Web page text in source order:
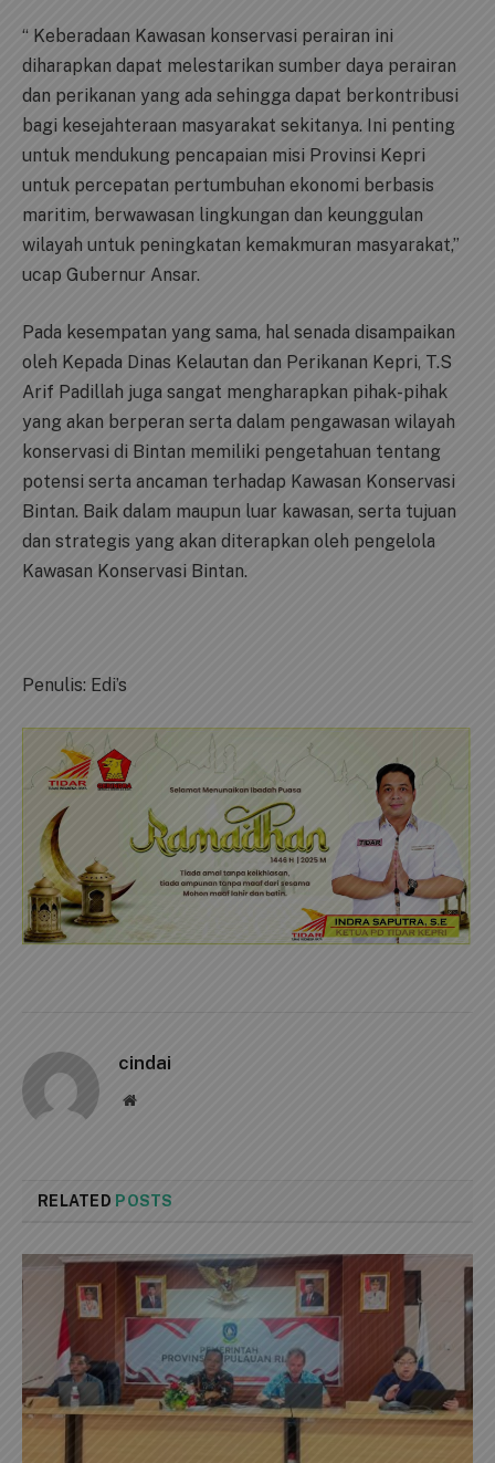
“ Keberadaan Kawasan konservasi perairan ini
diharapkan dapat melestarikan sumber daya perairan
dan perikanan yang ada sehingga dapat berkontribusi
bagi kesejahteraan masyarakat sekitanya. Ini penting
untuk mendukung pencapaian misi Provinsi Kepri
untuk percepatan pertumbuhan ekonomi berbasis
maritim, berwawasan lingkungan dan keunggulan
wilayah untuk peningkatan kemakmuran masyarakat,”
ucap Gubernur Ansar.
Pada kesempatan yang sama, hal senada disampaikan
oleh Kepada Dinas Kelautan dan Perikanan Kepri, T.S
Arif Padillah juga sangat mengharapkan pihak-pihak
yang akan berperan serta dalam pengawasan wilayah
konservasi di Bintan memiliki pengetahuan tentang
potensi serta ancaman terhadap Kawasan Konservasi
Bintan. Baik dalam maupun luar kawasan, serta tujuan
dan strategis yang akan diterapkan oleh pengelola
Kawasan Konservasi Bintan.
Penulis: Edi’s
cindai
Website
RELATED POSTS